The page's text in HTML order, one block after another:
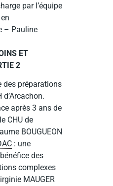
par l’équipe
– Pauline
ET
2
des préparations
après 3 ans de
CHU de
BOUGUEON
: une
des
complexes
MAUGER